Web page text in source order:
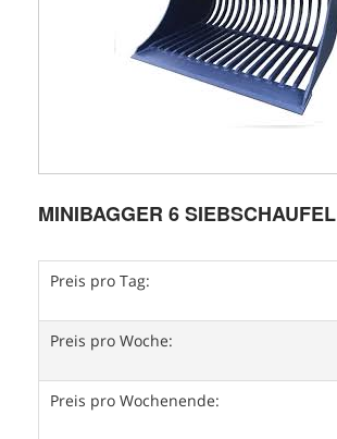
MINIBAGGER 6 SIEBSCHAUFEL
Preis pro Tag:
Preis pro Woche:
Preis pro Wochenende: